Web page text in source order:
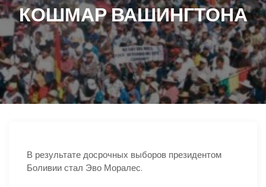
КОШМАР ВАШИНГТОНА
В результате досрочных выборов президентом
Боливии стал Эво Моралес.